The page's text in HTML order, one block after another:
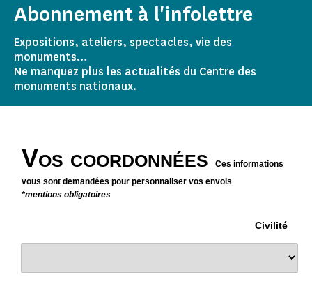
Abonnement à l'infolettre
Expositions, ateliers, spectacles, vie des
monuments…
Ne manquez plus les actualités du Centre des
monuments nationaux.
Vos coordonnées
Ces informations
vous sont demandées pour personnaliser vos envois
*mentions obligatoires
Civilité